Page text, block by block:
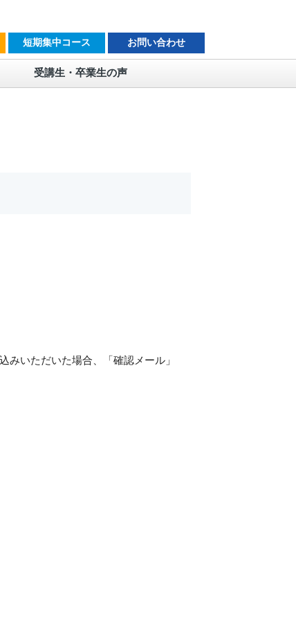
短期集中コース お問い合わせ
受講生・卒業生の声
みいただいた場合、「確認メール」